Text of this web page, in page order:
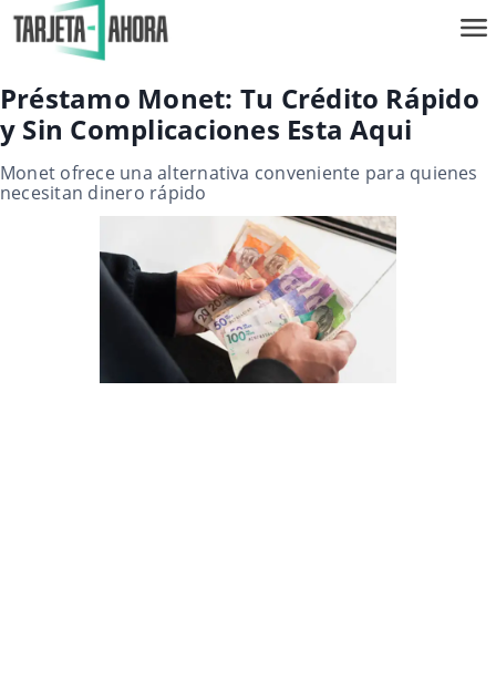
Préstamo Monet: Tu Crédito Rápido
y Sin Complicaciones Esta Aqui
Monet ofrece una alternativa conveniente para quienes
necesitan dinero rápido